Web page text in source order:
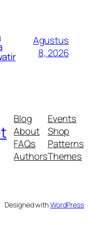
Agustus
8, 2026
Blog
About
FAQs
Authors
Events
Shop
Patterns
Themes
Designed withWordPress